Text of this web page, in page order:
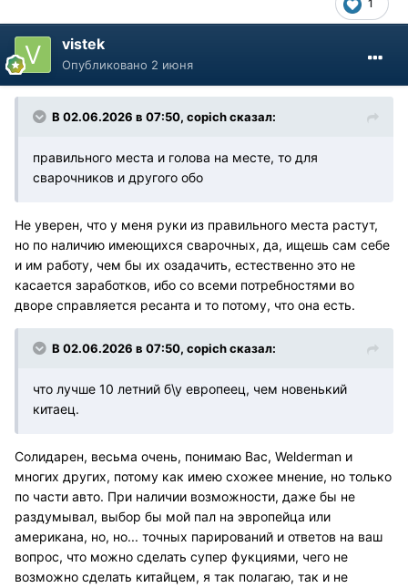
1
vistek
Опубликовано 2 июня
В 02.06.2026 в 07:50, copichсказал:
правильного места и голова на месте, то для
сварочников и другого обо
Не уверен, что у меня руки из правильного места растут,
но по наличию имеющихся сварочных, да, ищешь сам себе
и им работу, чем бы их озадачить, естественно это не
касается заработков, ибо со всеми потребностями во
дворе справляется ресанта и то потому, что она есть.
В 02.06.2026 в 07:50, copichсказал:
что лучше 10 летний б\у европеец, чем новенький
китаец.
Солидарен, весьма очень, понимаю Вас, Welderman и
многих других, потому как имею схожее мнение, но только
по части авто. При наличии возможности, даже бы не
раздумывал, выбор бы мой пал на эвропейца или
американа, но, но... точных парирований и ответов на ваш
вопрос, что можно сделать супер фукциями, чего не
возможно сделать китайцем, я так полагаю, так и не